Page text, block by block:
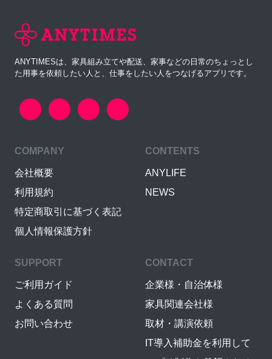
ANYTIMESは、家具組み立てや配送、家事などの日常のちょっとし
た用事を依頼したい人と、仕事をしたい人をつなげるアプリです。
COMPANY
会社概要
利用規約
特定商取引に基づく表記
個人情報保護方針
CONTENTS
ANYLIFE
NEWS
SUPPORT
ご利用ガイド
よくある質問
お問い合わせ
CONTACT
企業様・自治体様
家具関連会社様
取材・講演依頼
IT導入補助金を利用して